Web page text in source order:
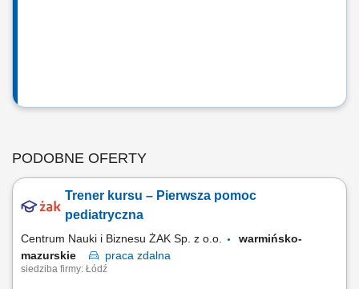
PODOBNE OFERTY
Trener kursu – Pierwsza pomoc
pediatryczna
Centrum Nauki i Biznesu ŻAK Sp. z o.o.
warmińsko-
mazurskie
praca zdalna
siedziba firmy: Łódź